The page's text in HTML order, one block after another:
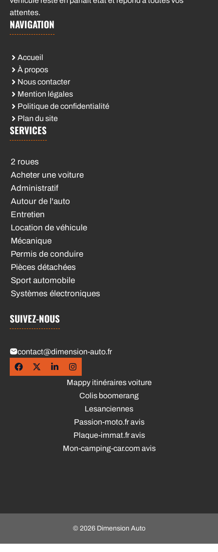
attentes.
NAVIGATION
Accueil
À propos
Nous contacter
Mention légales
Politique de confidentialité
Plan du site
SERVICES
2 roues
Acheter une voiture
Administratif
Autour de l'auto
Entretien
Location de véhicule
Mécanique
Permis de conduire
Pièces détachées
Sport automobile
Systèmes électroniques
SUIVEZ-NOUS
contact@dimension-auto.fr
Mappy itinéraires voiture
Colis boomerang
Lesanciennes
Passion-moto.fr avis
Plaque-immat.fr avis
Mon-camping-car.com avis
© 2026 Dimension Auto